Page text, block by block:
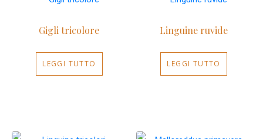
Gigli tricolore
LEGGI TUTTO
Linguine ruvide
LEGGI TUTTO